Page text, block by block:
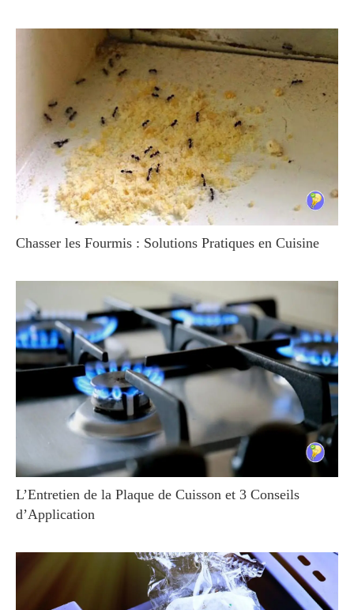
Chasser les Fourmis : Solutions Pratiques en Cuisine
L’Entretien de la Plaque de Cuisson et 3 Conseils
d’Application